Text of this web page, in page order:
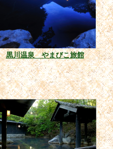
黒川温泉 やまびこ旅館